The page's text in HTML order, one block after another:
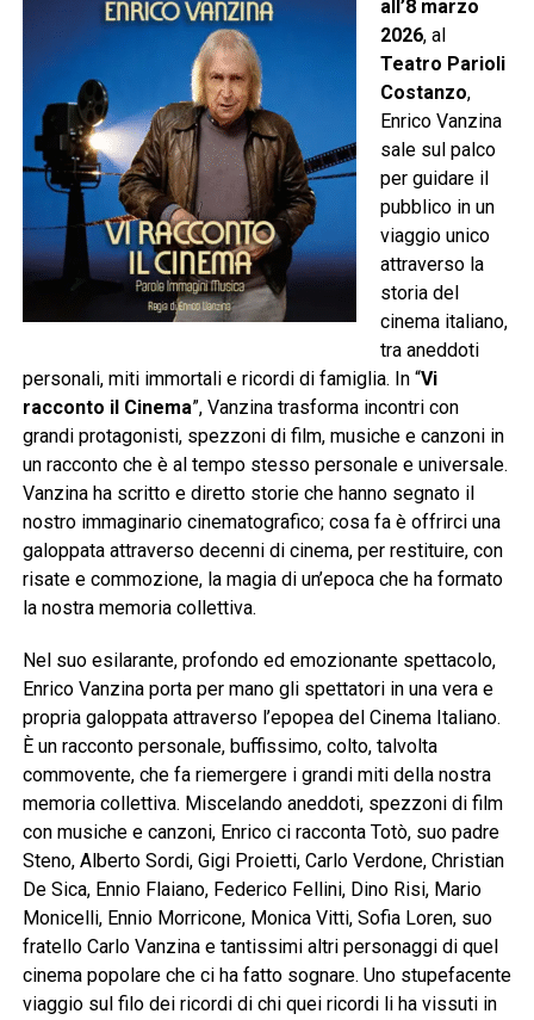
all’8 marzo
2026, al
Teatro Parioli
Costanzo,
Enrico Vanzina
sale sul palco
per guidare il
pubblico in un
viaggio unico
attraverso la
storia del
cinema italiano,
tra aneddoti
personali, miti immortali e ricordi di famiglia. In “Vi
racconto il Cinema”, Vanzina trasforma incontri con
grandi protagonisti, spezzoni di film, musiche e canzoni in
un racconto che è al tempo stesso personale e universale.
Vanzina ha scritto e diretto storie che hanno segnato il
nostro immaginario cinematografico; cosa fa è offrirci una
galoppata attraverso decenni di cinema, per restituire, con
risate e commozione, la magia di un’epoca che ha formato
la nostra memoria collettiva.
Nel suo esilarante, profondo ed emozionante spettacolo,
Enrico Vanzina porta per mano gli spettatori in una vera e
propria galoppata attraverso l’epopea del Cinema Italiano.
È un racconto personale, buffissimo, colto, talvolta
commovente, che fa riemergere i grandi miti della nostra
memoria collettiva. Miscelando aneddoti, spezzoni di film
con musiche e canzoni, Enrico ci racconta Totò, suo padre
Steno, Alberto Sordi, Gigi Proietti, Carlo Verdone, Christian
De Sica, Ennio Flaiano, Federico Fellini, Dino Risi, Mario
Monicelli, Ennio Morricone, Monica Vitti, Sofia Loren, suo
fratello Carlo Vanzina e tantissimi altri personaggi di quel
cinema popolare che ci ha fatto sognare. Uno stupefacente
viaggio sul filo dei ricordi di chi quei ricordi li ha vissuti in